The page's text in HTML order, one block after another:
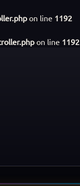
on line 1192
on line 1192